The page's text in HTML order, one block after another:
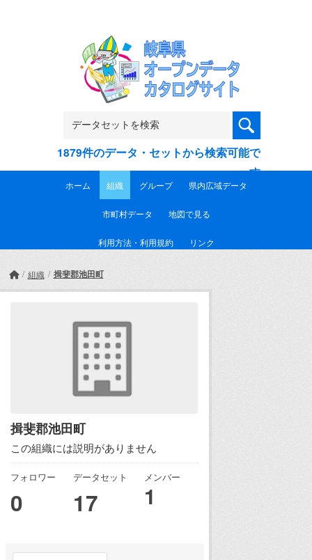
1879件のデータ・セットから検索可能で
す
ホーム 組織 グループ 県内広域データ
市町村データ 地図で見る
利用方法・利用規約 リンク
組織 揖斐郡池田町
揖斐郡池田町
この組織には説明がありません
フォロワー
0
データセット
17
メンバー
1